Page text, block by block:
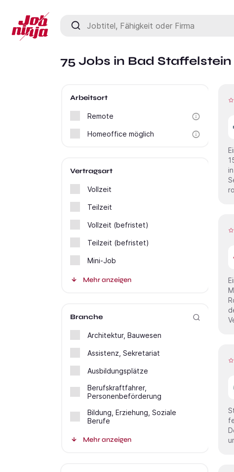
Jobtitel, Fähigkeit oder Firma
75 Jobs in Bad Staffelstein
Einleitung
Einleitung Sie
Arbeitsort
Remote
Homeoffice möglich
Vertragsart
Vollzeit
Teilzeit
Vollzeit (befristet)
Teilzeit (befristet)
Mini-Job
Mehr anzeigen
Branche
Architektur, Bauwesen
Assistenz, Sekretariat
Ausbildungsplätze
Berufskraftfahrer,
Personenbeförderung
Bildung, Erziehung, Soziale
Berufe
Mehr anzeigen